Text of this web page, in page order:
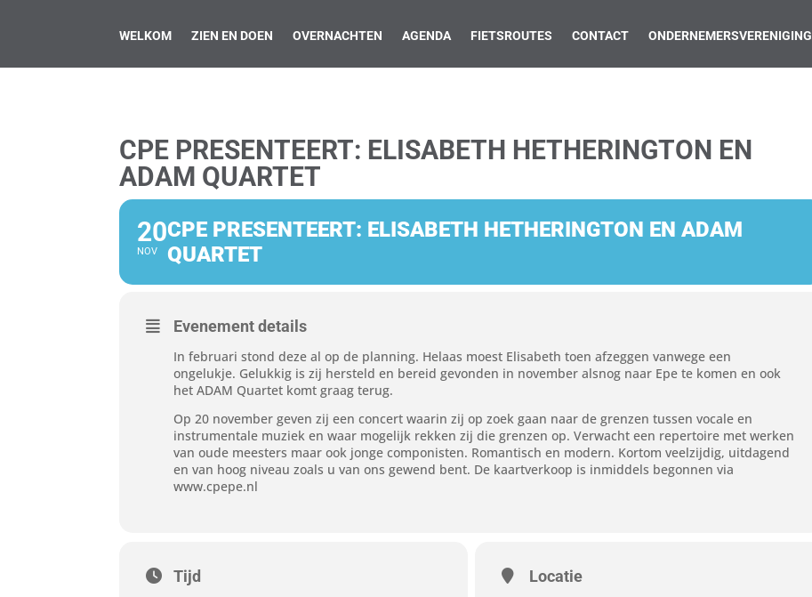
WELKOM ZIEN EN DOEN OVERNACHTEN AGENDA FIETSROUTES CONTACT ONDERNEMERSVERENIGING
CPE PRESENTEERT: ELISABETH HETHERINGTON EN
ADAM QUARTET
20
NOV
CPE PRESENTEERT: ELISABETH HETHERINGTON EN ADAM
QUARTET
Evenement details
In februari stond deze al op de planning. Helaas moest Elisabeth toen afzeggen vanwege een
ongelukje. Gelukkig is zij hersteld en bereid gevonden in november alsnog naar Epe te komen en ook
het ADAM Quartet komt graag terug.
Op 20 november geven zij een concert waarin zij op zoek gaan naar de grenzen tussen vocale en
instrumentale muziek en waar mogelijk rekken zij die grenzen op. Verwacht een repertoire met werken
van oude meesters maar ook jonge componisten. Romantisch en modern. Kortom veelzijdig, uitdagend
en van hoog niveau zoals u van ons gewend bent. De kaartverkoop is inmiddels begonnen via
www.cpepe.nl
Tijd Locatie